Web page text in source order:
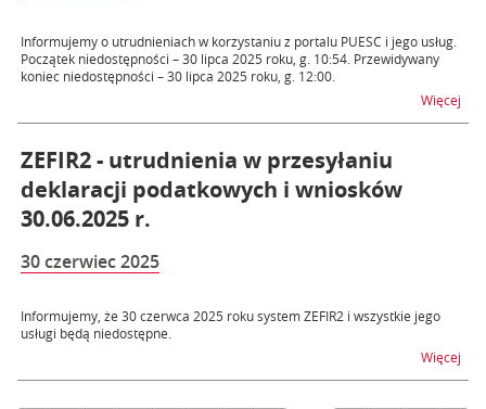
Informujemy o utrudnieniach w korzystaniu z portalu PUESC i jego usług.
Początek niedostępności – 30 lipca 2025 roku, g. 10:54. Przewidywany
koniec niedostępności – 30 lipca 2025 roku, g. 12:00.
Więcej
ZEFIR2 - utrudnienia w przesyłaniu
deklaracji podatkowych i wniosków
30.06.2025 r.
30 czerwiec 2025
Informujemy, że 30 czerwca 2025 roku system ZEFIR2 i wszystkie jego
usługi będą niedostępne.
Więcej